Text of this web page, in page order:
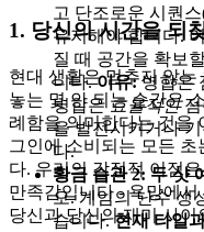
고 단조로운 시퀀스
유지해야 합니다.
질 때 공간을 확보
니다.이유:병합은
병합은효율적인점
을 발전시키거나
다.
황금 습관 2: 두 샷
오. 게임의 난수 생
습니다.현재 타일
1. 당신의 시간을 되
현대 생활은 멈추지 않는
놓는 몇 안 되는 순간은
례함을 의미한다는 것을
그인에 소비되는 모든 초
다. 우리의 감정적 이점
만족감입니다 - 욕망에
당신과 당신의 재미 사